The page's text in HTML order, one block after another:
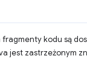
fragmenty kodu są
jest zastrzeżonym